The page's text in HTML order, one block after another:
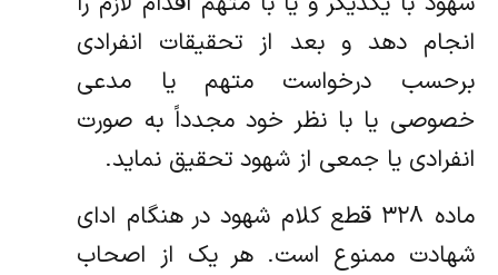
انجام دهد و بعد از تحقیقات انفرادی
برحسب درخواست متهم یا مدعی
خصوصی یا با نظر خود مجدداً به صورت
انفرادی یا جمعی از شهود تحقیق نماید.
ماده ۳۲۸ قطع کلام شهود در هنگام ادای
شهادت ممنوع است. هر یک از اصحاب